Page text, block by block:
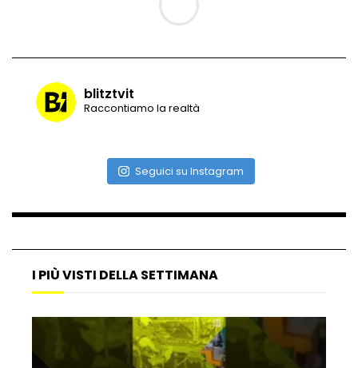
Vulcano di ghiaccio a New York #neve
Atterraggio di emergenza tra le auto:
blitztvit
Raccontiamo la realtà
Seguici su Instagram
I PIÙ VISTI DELLA SETTIMANA